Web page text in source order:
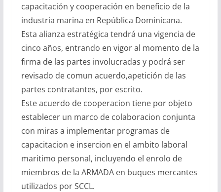
capacitación y cooperación en beneficio de la
industria marina en República Dominicana.
Esta alianza estratégica tendrá una vigencia de
cinco años, entrando en vigor al momento de la
firma de las partes involucradas y podrá ser
revisado de comun acuerdo,apetición de las
partes contratantes, por escrito.
Este acuerdo de cooperacion tiene por objeto
establecer un marco de colaboracion conjunta
con miras a implementar programas de
capacitacion e insercion en el ambito laboral
maritimo personal, incluyendo el enrolo de
miembros de la ARMADA en buques mercantes
utilizados por SCCL.